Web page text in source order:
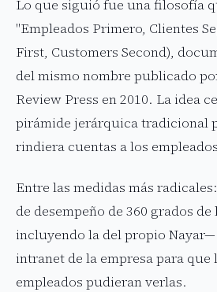
Lo que siguió fue una filosofía
"Empleados Primero, Clientes
First, Customers Second),
del mismo nombre publicado
Review Press en 2010. La idea
pirámide jerárquica tradicional
rindiera cuentas a los
Entre las medidas más
de desempeño de 360 grados
incluyendo la del propio
intranet de la empresa para que
empleados pudieran verlas.